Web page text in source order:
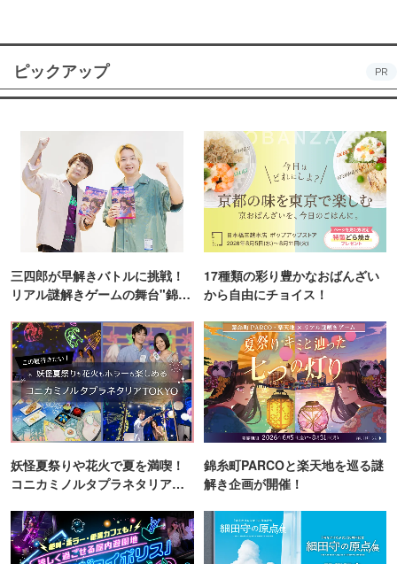
ピックアップ PR
三四郎が早解きバトルに挑戦！
リアル謎解きゲームの舞台"錦糸
17種類の彩り豊かなおばんざい
から自由にチョイス！
妖怪夏祭りや花火で夏を満喫！
コニカミノルタプラネタリア
錦糸町PARCOと楽天地を巡る謎
解き企画が開催！